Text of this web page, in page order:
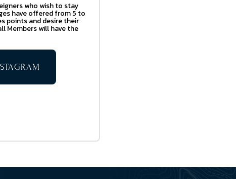
who wish to stay
have offered from 5 to
points and desire their
Members will have the